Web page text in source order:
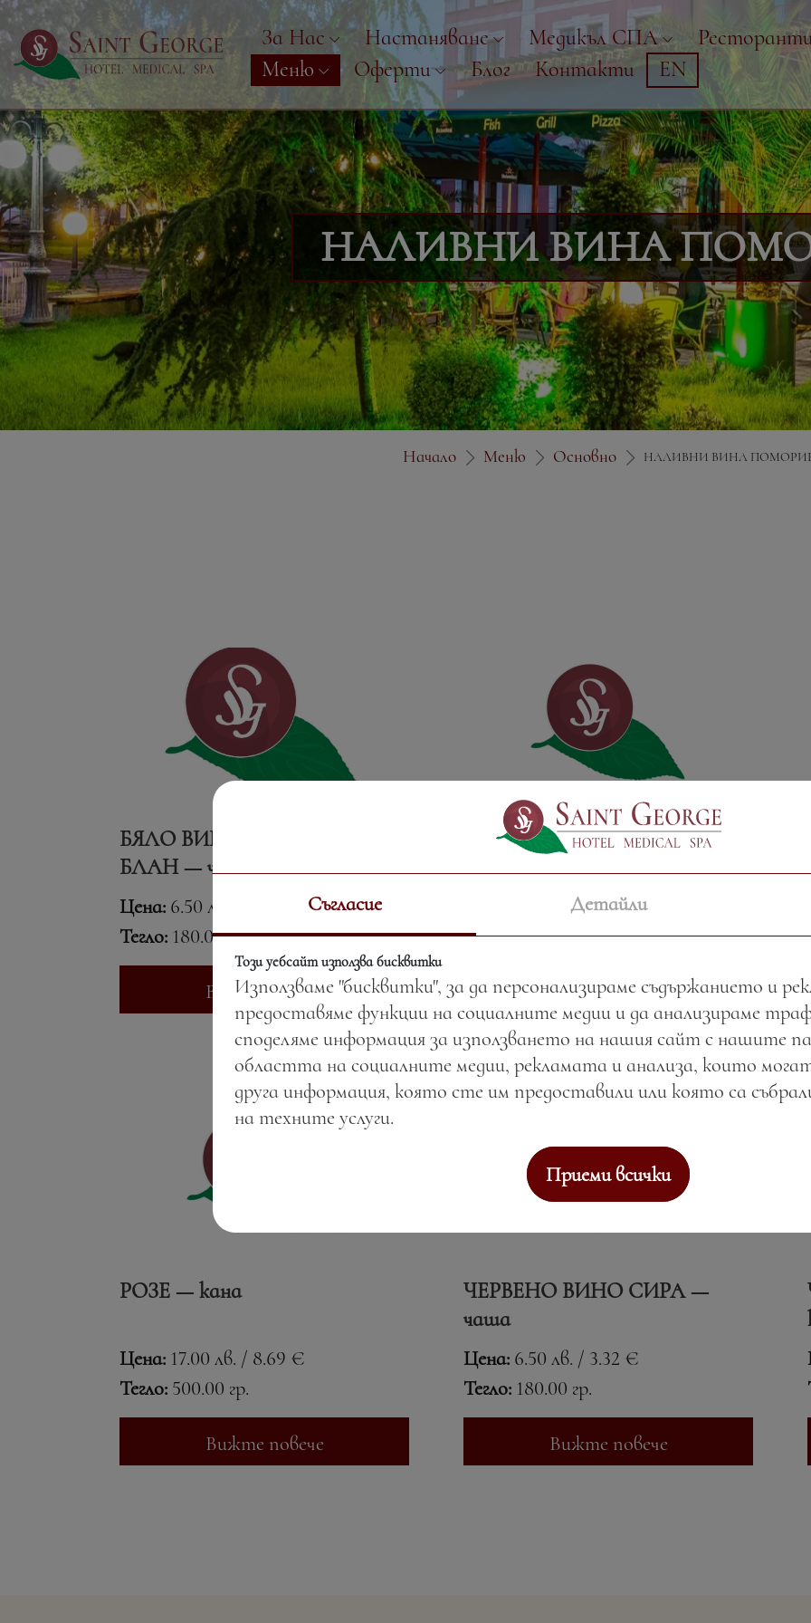
За Нас Настаняване Медикъл СПА
Меню
Оферти Блог Контакти EN
НАЛИВНИ ВИНА
Начало Меню Основно НАЛИВНИ ВИНА
БЯЛО ВИНО СОВИНЬОН
БЛАН — чаша
Цена: 6.50 лв. / 3.32 €
Тегло: 180.00 гр.
Вижте повече
БЯЛО ВИНО СОВИНЬОН
БЛАН — кана
17.00 лв. / 8.69 €
Тегло:500.00 гр.
Вижте повече
РОЗЕ — кана
Цена: 17.00 лв. / 8.69 €
Тегло: 500.00 гр.
Вижте повече
ЧЕРВЕНО ВИНО СИРА —
чаша
Цена: 6.50 лв. / 3.32 €
Тегло: 180.00 гр.
Вижте повече
Съгласие Детайли
Този уебсайт използва бисквитки
Използваме "бисквитки", за да персонализираме съдържанието и
предоставяме функции на социалните медии и да анализираме
споделяме информация за използването на нашия сайт с нашите
областта на социалните медии, рекламата и анализа, които
друга информация, която сте им предоставили или която са
на техните услуги.
Приеми всички